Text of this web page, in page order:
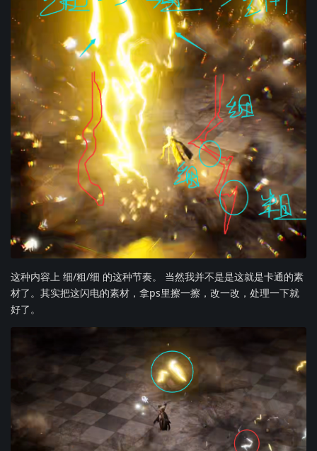
这种内容上 细/粗/细 的这种节奏。 当然我并不是是这就是卡通的素
材了。其实把这闪电的素材，拿ps里擦一擦，改一改，处理一下就
好了。